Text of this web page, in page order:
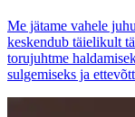
Me jätame vahele
keskendub täielikult
torujuhtme
sulgemiseks ja